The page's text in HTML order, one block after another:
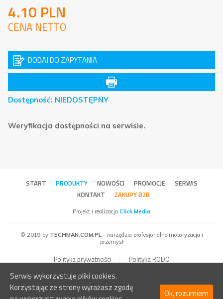
4.10 PLN
CENA NETTO
DODAJ DO ZAPYTANIA
Dostępność: NIEDOSTĘPNY
Weryfikacja dostępności na serwisie.
START PRODUKTY NOWOŚCI PROMOCJE
SERWIS
KONTAKT
ZAKUPY B2B
Projekt i realizacja Click Media
© 2019 by TECHMAN.COM.PL- narzędzia profesjonalne motoryzacja i
przemysł
Polityka prywatności Polityka RODO
Serwis wykorzystuje pliki cookies.
Korzystając ze strony wyrażasz zgodę
Ok, rozumiem